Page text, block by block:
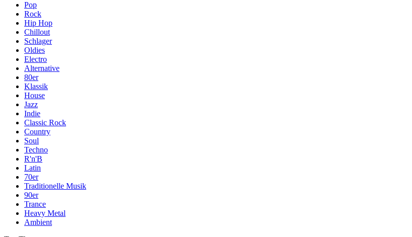
Pop
Rock
Hip Hop
Chillout
Schlager
Oldies
Electro
Alternative
80er
Klassik
House
Jazz
Indie
Classic Rock
Country
Soul
Techno
R'n'B
Latin
70er
Traditionelle Musik
90er
Trance
Heavy Metal
Ambient